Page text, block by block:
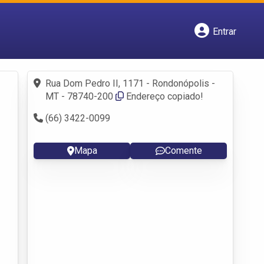
Entrar
Rua Dom Pedro II, 1171 - Rondonópolis -
MT - 78740-200
Endereço copiado!
(66) 3422-0099
Mapa Comente